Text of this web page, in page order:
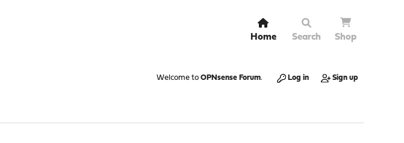
Home Search Shop
Welcome to OPNsense Forum. Log in Sign up